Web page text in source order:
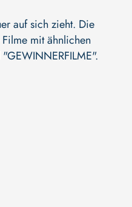
auf sich zieht. Die
mit ähnlichen
"GEWINNERFILME".